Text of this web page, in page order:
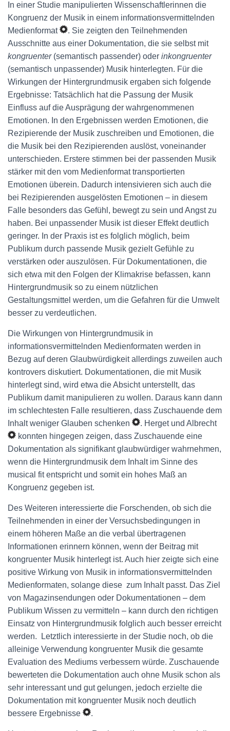
In einer Studie manipulierten Wissenschaftlerinnen die
Kongruenz der Musik in einem informationsvermittelnden
Medienformat
. Sie zeigten den Teilnehmenden
Ausschnitte aus einer Dokumentation, die sie selbst mit
kongruenter(semantisch passender) oder inkongruenter
(semantisch unpassender) Musik hinterlegten. Für die
Wirkungen der Hintergrundmusik ergaben sich folgende
Ergebnisse: Tatsächlich hat die Passung der Musik
Einfluss auf die Ausprägung der wahrgenommenen
Emotionen. In den Ergebnissen werden Emotionen, die
Rezipierende der Musik zuschreiben und Emotionen, die
die Musik bei den Rezipierenden auslöst, voneinander
unterschieden. Erstere stimmen bei der passenden Musik
stärker mit den vom Medienformat transportierten
Emotionen überein. Dadurch intensivieren sich auch die
bei Rezipierenden ausgelösten Emotionen – in diesem
Falle besonders das Gefühl, bewegt zu sein und Angst zu
haben. Bei unpassender Musik ist dieser Effekt deutlich
geringer. In der Praxis ist es folglich möglich, beim
Publikum durch passende Musik gezielt Gefühle zu
verstärken oder auszulösen. Für Dokumentationen, die
sich etwa mit den Folgen der Klimakrise befassen, kann
Hintergrundmusik so zu einem nützlichen
Gestaltungsmittel werden, um die Gefahren für die Umwelt
besser zu verdeutlichen.
Die Wirkungen von Hintergrundmusik in
informationsvermittelnden Medienformaten werden in
Bezug auf deren Glaubwürdigkeit allerdings zuweilen auch
kontrovers diskutiert. Dokumentationen, die mit Musik
hinterlegt sind, wird etwa die Absicht unterstellt, das
Publikum damit manipulieren zu wollen. Daraus kann dann
im schlechtesten Falle resultieren, dass Zuschauende dem
Inhalt weniger Glauben schenken
. Herget und Albrecht
konnten hingegen zeigen, dass Zuschauende eine
Dokumentation als signifikant glaubwürdiger wahrnehmen,
wenn die Hintergrundmusik dem Inhalt im Sinne des
musical fit entspricht und somit ein hohes Maß an
Kongruenz gegeben ist.
Des Weiteren interessierte die Forschenden, ob sich die
Teilnehmenden in einer der Versuchsbedingungen in
einem höheren Maße an die verbal übertragenen
Informationen erinnern können, wenn der Beitrag mit
kongruenter Musik hinterlegt ist. Auch hier zeigte sich eine
positive Wirkung von Musik in informationsvermittelnden
Medienformaten, solange diese zum Inhalt passt. Das Ziel
von Magazinsendungen oder Dokumentationen – dem
Publikum Wissen zu vermitteln – kann durch den richtigen
Einsatz von Hintergrundmusik folglich auch besser erreicht
werden. Letztlich interessierte in der Studie noch, ob die
alleinige Verwendung kongruenter Musik die gesamte
Evaluation des Mediums verbessern würde. Zuschauende
bewerteten die Dokumentation auch ohne Musik schon als
sehr interessant und gut gelungen, jedoch erzielte die
Dokumentation mit kongruenter Musik noch deutlich
bessere Ergebnisse
.